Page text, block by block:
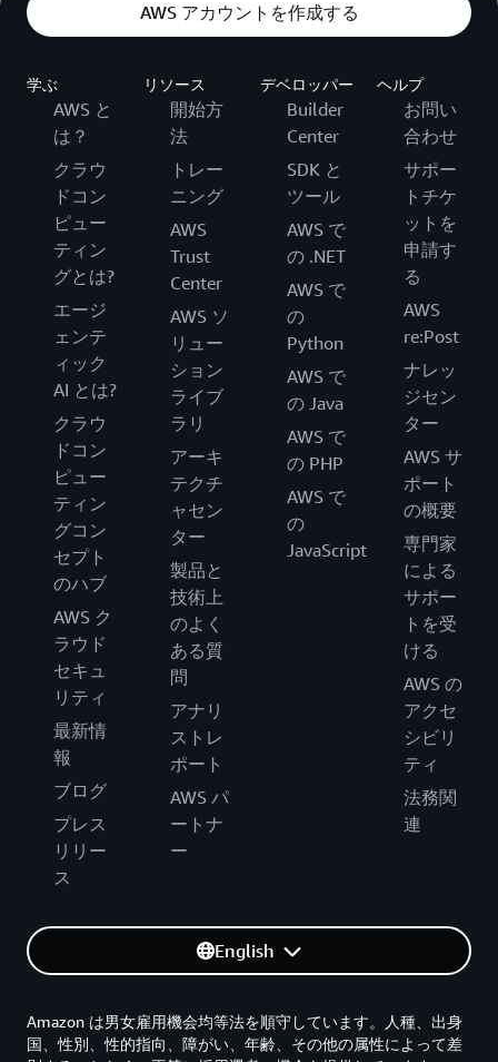
AWS アカウントを作成する
学ぶ
AWS と
は？
クラウ
ドコン
ピュー
ティン
グとは?
エージ
ェンテ
ィック
AI とは?
クラウ
ドコン
ピュー
ティン
グコン
セプト
のハブ
AWS ク
ラウド
セキュ
リティ
最新情
報
ブログ
プレス
リリー
ス
リソース
開始方
法
トレー
ニング
AWS
Trust
Center
AWS ソ
リュー
ション
ライブ
ラリ
アーキ
テクチ
ャセン
ター
製品と
技術上
のよく
ある質
問
アナリ
ストレ
ポート
AWS パ
ートナ
ー
デベロッパー
Builder
Center
SDK と
ツール
AWS で
の .NET
AWS で
の
Python
AWS で
の Java
AWS で
の PHP
AWS で
の
JavaScript
ヘルプ
お問い
合わせ
サポー
トチケ
ットを
申請す
る
AWS
re:Post
ナレッ
ジセン
ター
AWS サ
ポート
の概要
専門家
による
サポー
トを受
ける
AWS の
アクセ
シビリ
ティ
法務関
連
English
Amazon は男女雇用機会均等法を順守しています。人種、出身
国、性別、性的指向、障がい、年齢、その他の属性によって差